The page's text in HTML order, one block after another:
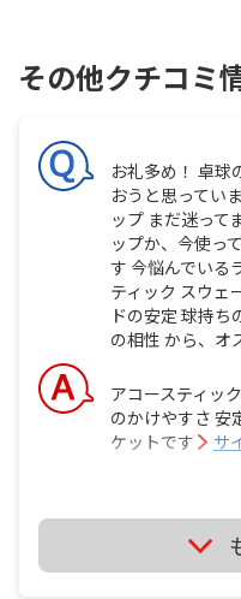
その他クチコミ
お礼多め！ 卓球
おうと思ってい
ップ まだ迷って
ップか、今使っ
す 今悩んでいる
ティック スウェ
ドの安定 球持ち
の相性 から、オ
アコースティッ
のかけやすさ 安
ケットです
サ
卓球についてで
SK７にラザント